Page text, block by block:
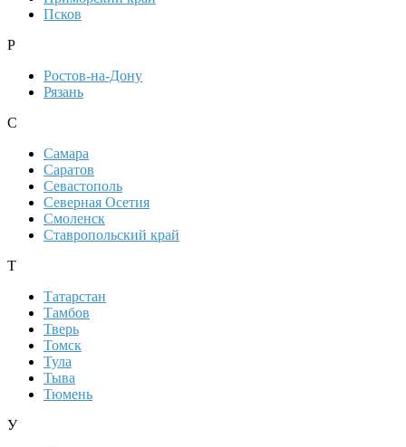
Псков
Р
Ростов-на-Дону
Рязань
С
Самара
Саратов
Севастополь
Северная Осетия
Смоленск
Ставропольский край
Т
Татарстан
Тамбов
Тверь
Томск
Тула
Тыва
Тюмень
У